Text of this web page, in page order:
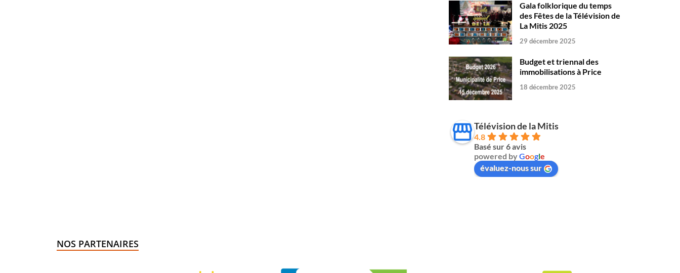
Gala folklorique du temps
des Fêtes de la Télévision de
La Mitis 2025
29 décembre 2025
Budget et triennal des
immobilisations à Price
18 décembre 2025
Télévision de la Mitis
4.8
Basé sur 6 avis
powered byGoogle
évaluez-nous sur
NOS PARTENAIRES